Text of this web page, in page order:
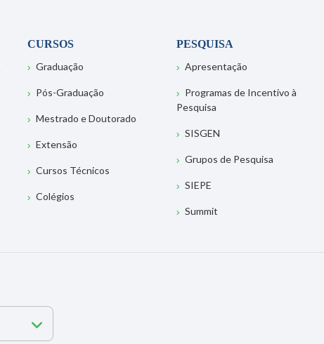
CURSOS
Graduação
Pós-Graduação
Mestrado e Doutorado
Extensão
Cursos Técnicos
Colégios
PESQUISA
Apresentação
Programas de Incentivo à
Pesquisa
SISGEN
Grupos de Pesquisa
SIEPE
Summit